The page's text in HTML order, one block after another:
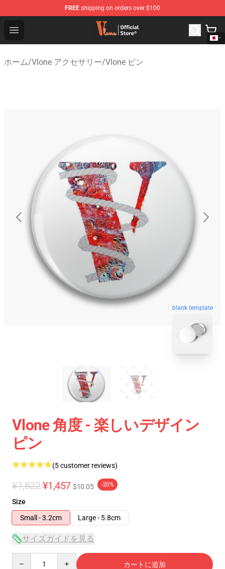
FREE shipping on orders over $100
Open menu
Vlone Shop - Official Vlone Merchandise Store
ホーム/Vlone アクセサリー/Vlone ピン
blank template
Vlone 角度 - 楽しいデザイン
ピン
(5 customer reviews)
¥1,822 ¥1,457 $10.05 -20%
Size
Small - 3.2cm
Large - 5.8cm
サイズガイドを見る
カートに追加